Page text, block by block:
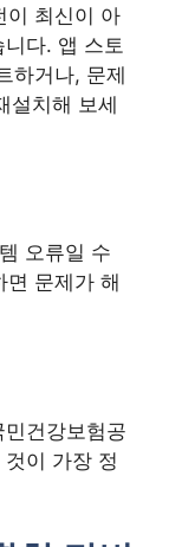
이 최신이 아
다. 앱 스토
하거나, 문제
설치해 보세
오류일 수
면 문제가 해
건강보험공
이 가장 정